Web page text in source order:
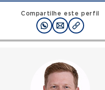
Compartilhe este perfil
Cardim, Suissa, Ribeirao
Mapa